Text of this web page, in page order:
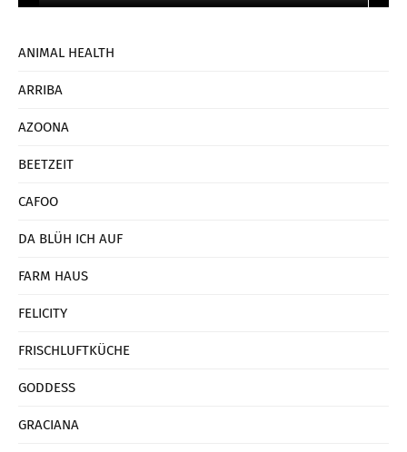
ANIMAL HEALTH
ARRIBA
AZOONA
BEETZEIT
CAFOO
DA BLÜH ICH AUF
FARM HAUS
FELICITY
FRISCHLUFTKÜCHE
GODDESS
GRACIANA